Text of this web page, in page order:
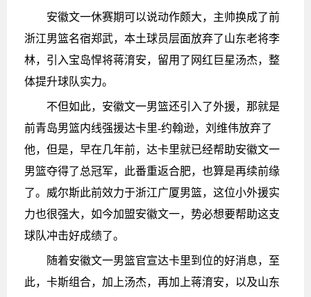
安徽文一休赛期可以说动作颇大，主帅换成了前
浙江男篮名宿郑武，本土球员层面放弃了山东老将李
林，引入宝岛悍将蒋淯安，留用了网红巨星汤杰，整
体提升球队实力。
不但如此，安徽文一男篮还引入了外援，那就是
前青岛男篮内线强援达卡里-约翰逊，刘维伟放弃了
他，但是，早在几年前，达卡里就已经帮助安徽文一
男篮夺得了总冠军，此番重返合肥，也算是再续前缘
了。威尔斯此前效力于浙江广厦男篮，这位小外援实
力也很强大，如今加盟安徽文一，势必想要帮助这支
球队冲击好成绩了。
随着安徽文一男篮官宣达卡里到位的好消息，至
此，卡斯组合，加上汤杰，再加上蒋淯安，以及山东